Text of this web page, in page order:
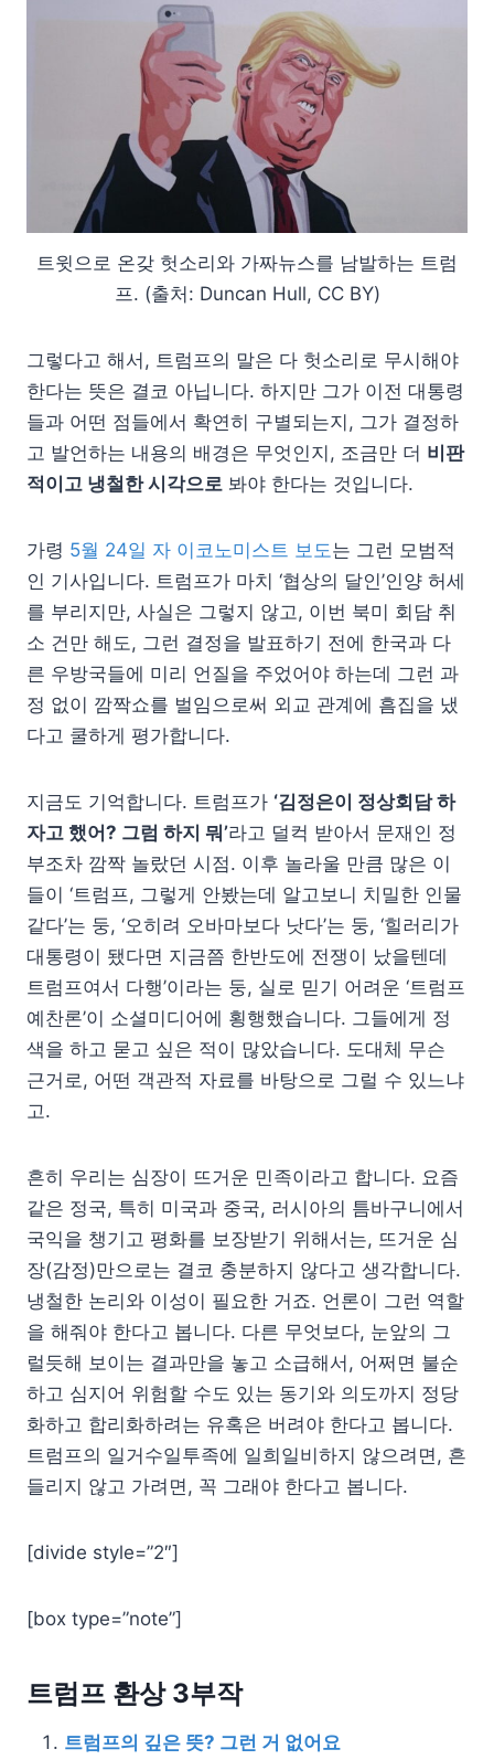
트윗으로 온갖 헛소리와 가짜뉴스를 남발하는 트럼
프. (출처: Duncan Hull, CC BY)
그렇다고 해서, 트럼프의 말은 다 헛소리로 무시해야
한다는 뜻은 결코 아닙니다. 하지만 그가 이전 대통령
들과 어떤 점들에서 확연히 구별되는지, 그가 결정하
고 발언하는 내용의 배경은 무엇인지, 조금만 더 비판
적이고 냉철한 시각으로 봐야 한다는 것입니다.
가령 5월 24일 자 이코노미스트 보도는 그런 모범적
인 기사입니다. 트럼프가 마치 ‘협상의 달인’인양 허세
를 부리지만, 사실은 그렇지 않고, 이번 북미 회담 취
소 건만 해도, 그런 결정을 발표하기 전에 한국과 다
른 우방국들에 미리 언질을 주었어야 하는데 그런 과
정 없이 깜짝쇼를 벌임으로써 외교 관계에 흠집을 냈
다고 쿨하게 평가합니다.
지금도 기억합니다. 트럼프가 ‘김정은이 정상회담 하
자고 했어? 그럼 하지 뭐’라고 덜컥 받아서 문재인 정
부조차 깜짝 놀랐던 시점. 이후 놀라울 만큼 많은 이
들이 ‘트럼프, 그렇게 안봤는데 알고보니 치밀한 인물
같다’는 둥, ‘오히려 오바마보다 낫다’는 둥, ‘힐러리가
대통령이 됐다면 지금쯤 한반도에 전쟁이 났을텐데
트럼프여서 다행’이라는 둥, 실로 믿기 어려운 ‘트럼프
예찬론’이 소셜미디어에 횡행했습니다. 그들에게 정
색을 하고 묻고 싶은 적이 많았습니다. 도대체 무슨
근거로, 어떤 객관적 자료를 바탕으로 그럴 수 있느냐
고.
흔히 우리는 심장이 뜨거운 민족이라고 합니다. 요즘
같은 정국, 특히 미국과 중국, 러시아의 틈바구니에서
국익을 챙기고 평화를 보장받기 위해서는, 뜨거운 심
장(감정)만으로는 결코 충분하지 않다고 생각합니다.
냉철한 논리와 이성이 필요한 거죠. 언론이 그런 역할
을 해줘야 한다고 봅니다. 다른 무엇보다, 눈앞의 그
럴듯해 보이는 결과만을 놓고 소급해서, 어쩌면 불순
하고 심지어 위험할 수도 있는 동기와 의도까지 정당
화하고 합리화하려는 유혹은 버려야 한다고 봅니다.
트럼프의 일거수일투족에 일희일비하지 않으려면, 흔
들리지 않고 가려면, 꼭 그래야 한다고 봅니다.
[divide style=”2″]
[box type=”note”]
트럼프 환상 3부작
트럼프의 깊은 뜻? 그런 거 없어요